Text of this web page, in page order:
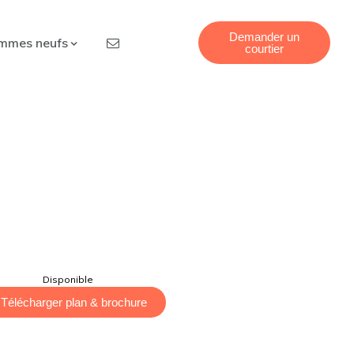
neufs
Demander un
courtier
Disponible
Télécharger plan & brochure